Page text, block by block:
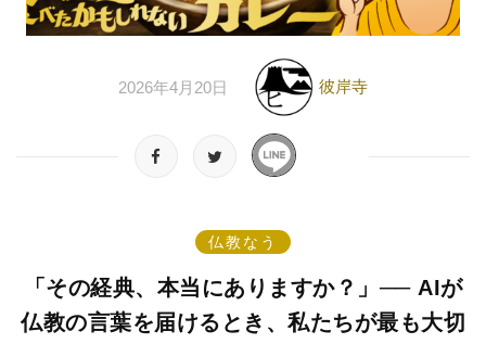
2026年4月20日 彼岸寺
仏教なう
「その経典、本当にありますか？」── AIが
仏教の言葉を届けるとき、私たちが最も大切